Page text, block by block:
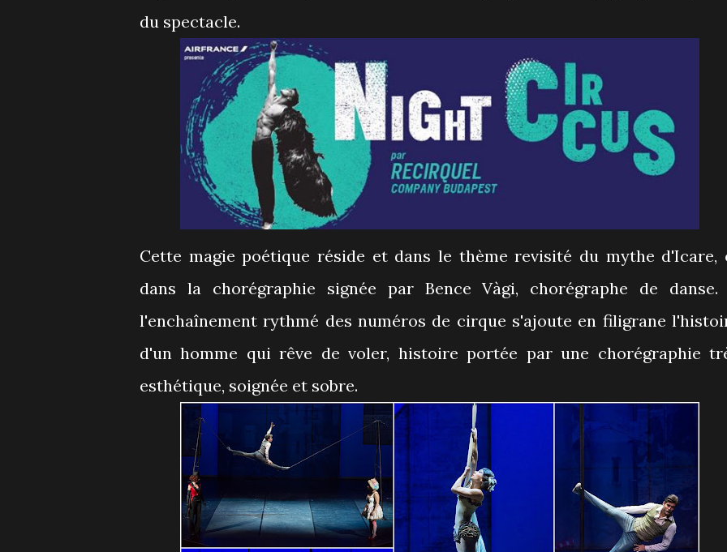
du spectacle.
Cette magie poétique réside et dans le thème revisité du mythe d'Icare,
dans la chorégraphie signée par Bence Vàgi, chorégraphe de danse.
l'enchaînement rythmé des numéros de cirque s'ajoute en filigrane
d'un homme qui rêve de voler, histoire portée par une chorégraphie
esthétique, soignée et sobre.